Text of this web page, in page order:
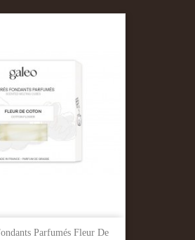
Parfumés Fleur De